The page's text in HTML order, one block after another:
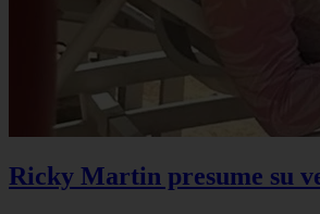
Ricky Martin presume su